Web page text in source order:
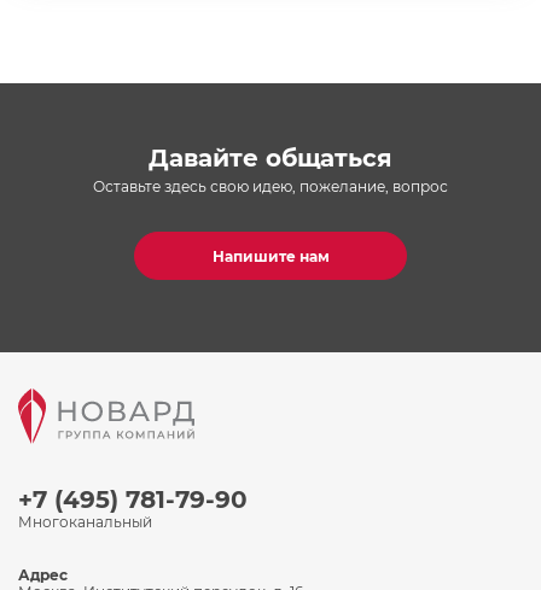
Давайте общаться
Оставьте здесь свою идею, пожелание, вопрос
Напишите нам
+7 (495) 781-79-90
Многоканальный
Адрес